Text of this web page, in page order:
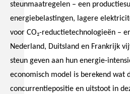
steunmaatregelen – een
energiebelastingen, lagere
voor CO₂-reductietechnologieën –
Nederland, Duitsland en Frankrijk
steun geven aan hun energie-
economisch model is berekend wat
concurrentiepositie en uitstoot in